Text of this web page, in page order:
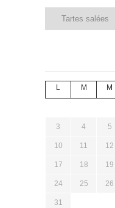
L M M
3 4 5
10 11 12
17 18 19
24 25 26
31